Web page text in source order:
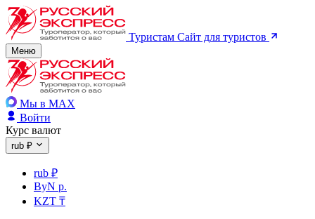
Туристам Сайт для туристов
Меню
Мы в MAX
Войти
Курс валют
rub ₽
rub ₽
ByN р.
KZT ₸